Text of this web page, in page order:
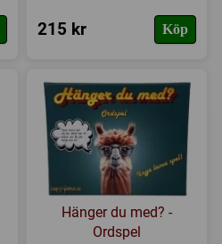
215 kr Köp
Hänger du med? -
Ordspel